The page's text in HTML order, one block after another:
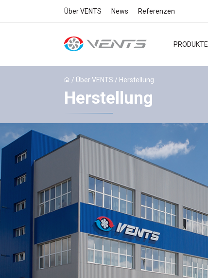
PRODUKTE
Über VENTS News Referenzen
/ Über VENTS / Herstellung
Herstellung